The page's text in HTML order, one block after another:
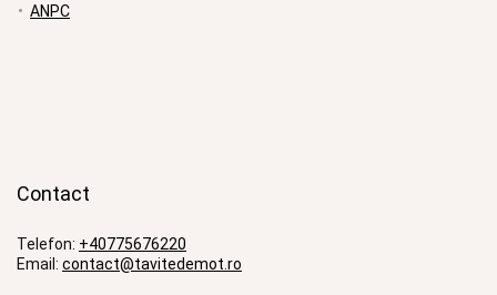
ANPC
Contact
Telefon: +40775676220
Email: contact@tavitedemot.ro